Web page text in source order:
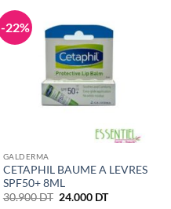
-22%
GALDERMA
CETAPHIL BAUME A LEVRES
SPF50+ 8ML
30.900DT Le
24.000 DTLe